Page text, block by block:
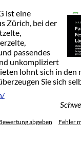
ist eine
Zürich, bei der
passendes
unkompliziert
lohnt sich in den
Sie sich
abgeben Fehler